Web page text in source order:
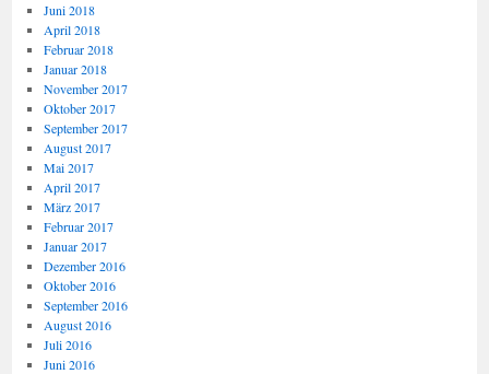
Juni 2018
April 2018
Februar 2018
Januar 2018
November 2017
Oktober 2017
September 2017
August 2017
Mai 2017
April 2017
März 2017
Februar 2017
Januar 2017
Dezember 2016
Oktober 2016
September 2016
August 2016
Juli 2016
Juni 2016